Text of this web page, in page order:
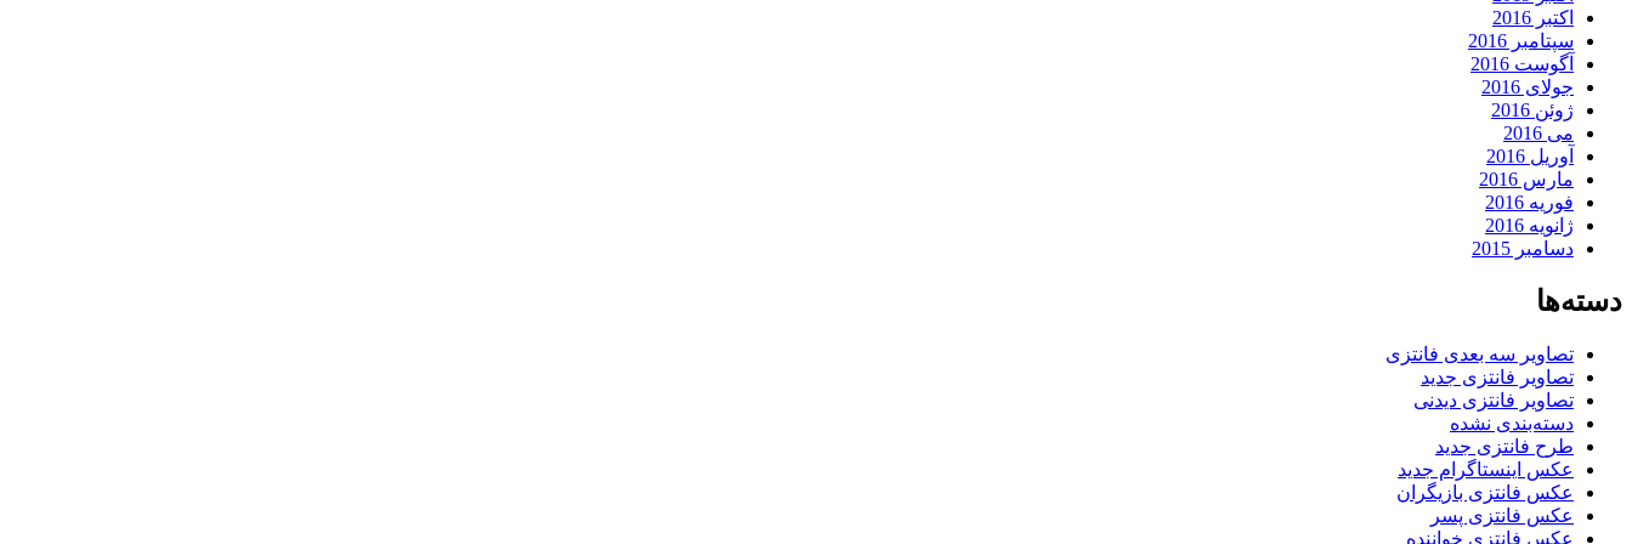
اکتبر 2016
سپتامبر 2016
آگوست 2016
جولای 2016
ژوئن 2016
می 2016
آوریل 2016
مارس 2016
فوریه 2016
ژانویه 2016
دسامبر 2015
دسته‌ها
تصاویر سه بعدی فانتزی
تصاویر فانتزی جدید
تصاویر فانتزی دیدنی
دسته‌بندی نشده
طرح فانتزی جدید
عکس اینستاگرام جدید
عکس فانتزی بازیگران
عکس فانتزی پسر
عکس فانتزی خواننده